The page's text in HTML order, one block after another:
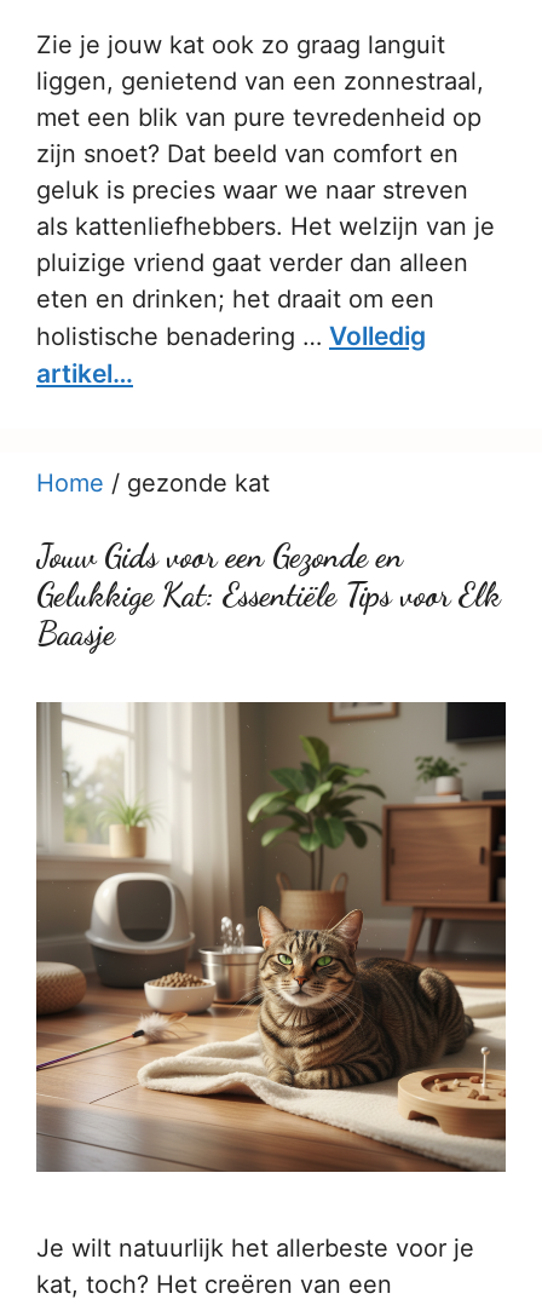
Zie je jouw kat ook zo graag languit
liggen, genietend van een zonnestraal,
met een blik van pure tevredenheid op
zijn snoet? Dat beeld van comfort en
geluk is precies waar we naar streven
als kattenliefhebbers. Het welzijn van je
pluizige vriend gaat verder dan alleen
eten en drinken; het draait om een
holistische benadering … Volledig
artikel…
Home / gezonde kat
Jouw Gids voor een Gezonde en
Gelukkige Kat: Essentiële Tips voor Elk
Baasje
Je wilt natuurlijk het allerbeste voor je
kat, toch? Het creëren van een